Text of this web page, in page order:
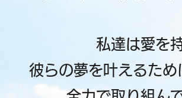
私達は愛を
彼らの夢を叶えるため